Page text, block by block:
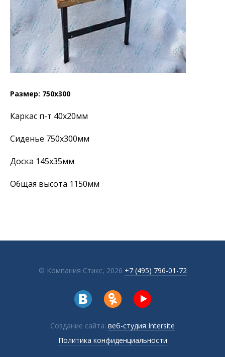
Размер: 750х300
Каркас п-т 40х20мм
Сиденье 750х300мм
Доска 145х35мм
Общая высота 1150мм
© Компания Стикс, 2026 +7 (495) 796-01-72
Создание сайта: веб-студия Intersite
Политика конфиденциальности